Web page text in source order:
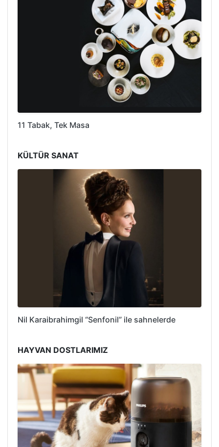
11 Tabak, Tek Masa
KÜLTÜR SANAT
Nil Karaibrahimgil “Senfonil” ile sahnelerde
HAYVAN DOSTLARIMIZ